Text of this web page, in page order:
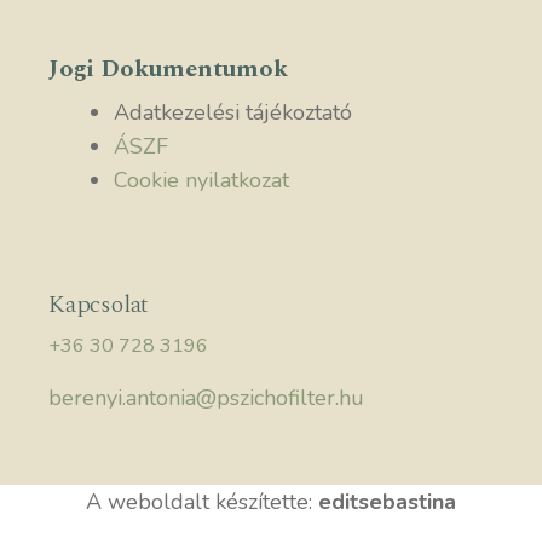
Jogi Dokumentumok
Adatkezelési tájékoztató
ÁSZF
Cookie nyilatkozat
Kapcsolat
+36 30 728 3196
berenyi.antonia@pszichofilter.hu
A weboldalt készítette: editsebastina
Elem hozzáadva a kosárhoz.